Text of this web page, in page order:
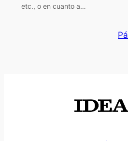
etc., o en cuanto a…